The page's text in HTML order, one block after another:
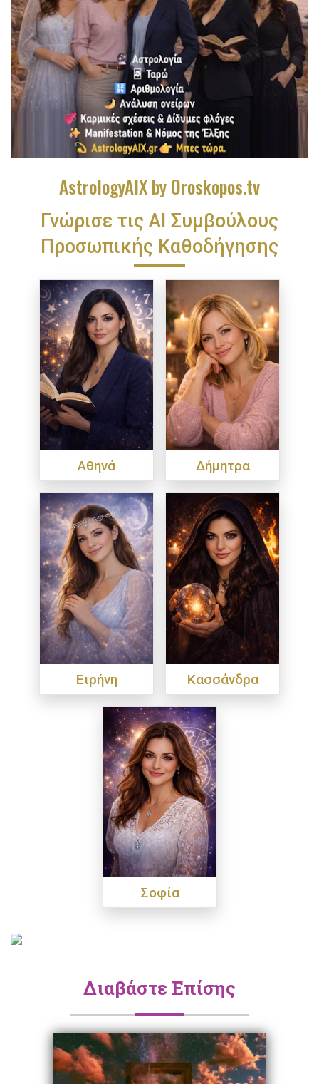
AstrologyAIX by Oroskopos.tv
Γνώρισε τις ΑΙ Συμβούλους
Προσωπικής Καθοδήγησης
Αθηνά Δήμητρα
Ειρήνη Κασσάνδρα
Σοφία
Διαβάστε Επίσης